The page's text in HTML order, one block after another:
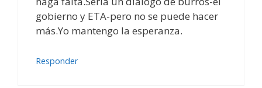
gobierno y ETA-pero no se puede hacer
más.Yo mantengo la esperanza.
Responder